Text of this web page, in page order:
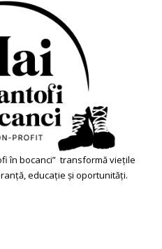
în bocanci” transformă viețile
educație și oportunități.